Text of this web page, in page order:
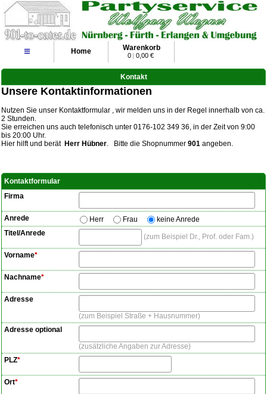
≡ Home Warenkorb
0 | 0,00 €
Kontakt
Unsere Kontaktinformationen
Nutzen Sie unser Kontaktformular , wir melden uns in der Regel innerhalb von ca.
2 Stunden.
Sie erreichen uns auch telefonisch unter 0176-102 349 36, in der Zeit von 9:00
bis 20:00 Uhr.
Hier hilft und berät Herr Hübner. Bitte die Shopnummer 901 angeben.
Kontaktformular
Firma
Anrede Herr Frau
keine Anrede
Titel/Anrede
zum Beispiel Dr., Prof. oder Fam.
Vorname*
Nachname*
Adresse
zum Beispiel Straße + Hausnummer
Adresse optional
zusätzliche Angaben zur Adresse
PLZ*
Ort*